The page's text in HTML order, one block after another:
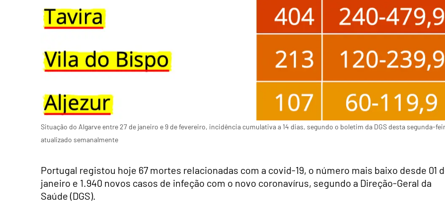
Situação do Algarve entre 27 de janeiro e 9 de fevereiro, incidência cumulativa a 14 dias, segundo o boletim da DGS desta segunda-
atualizado semanalmente
Portugal registou hoje 67 mortes relacionadas com a covid-19, o número mais baixo desde 01
janeiro e 1.940 novos casos de infeção com o novo coronavírus, segundo a Direção-Geral da
Saúde (DGS).